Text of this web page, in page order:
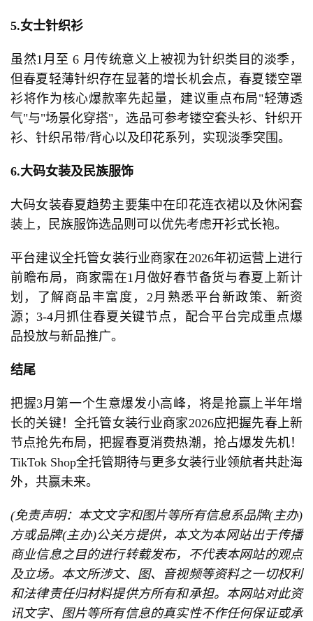
5.女士针织衫
虽然1月至 6 月传统意义上被视为针织类目的淡季，
但春夏轻薄针织存在显著的增长机会点，春夏镂空罩
衫将作为核心爆款率先起量，建议重点布局"轻薄透
气"与"场景化穿搭"，选品可参考镂空套头衫、针织开
衫、针织吊带/背心以及印花系列，实现淡季突围。
6.大码女装及民族服饰
大码女装春夏趋势主要集中在印花连衣裙以及休闲套
装上，民族服饰选品则可以优先考虑开衫式长袍。
平台建议全托管女装行业商家在2026年初运营上进行
前瞻布局，商家需在1月做好春节备货与春夏上新计
划，了解商品丰富度，2月熟悉平台新政策、新资
源；3-4月抓住春夏关键节点，配合平台完成重点爆
品投放与新品推广。
结尾
把握3月第一个生意爆发小高峰，将是抢赢上半年增
长的关键！全托管女装行业商家2026应把握先春上新
节点抢先布局，把握春夏消费热潮，抢占爆发先机！
TikTok Shop全托管期待与更多女装行业领航者共赴海
外，共赢未来。
(免责声明：本文文字和图片等所有信息系品牌(主办)
方或品牌(主办)公关方提供，本文为本网站出于传播
商业信息之目的进行转载发布，不代表本网站的观点
及立场。本文所涉文、图、音视频等资料之一切权利
和法律责任归材料提供方所有和承担。本网站对此资
讯文字、图片等所有信息的真实性不作任何保证或承